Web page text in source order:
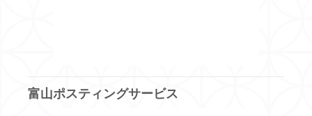
富山ポスティングサービス